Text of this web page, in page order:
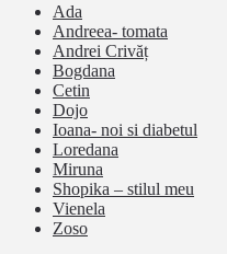
Ada
Andreea- tomata
Andrei Crivăț
Bogdana
Cetin
Dojo
Ioana- noi si diabetul
Loredana
Miruna
Shopika – stilul meu
Vienela
Zoso